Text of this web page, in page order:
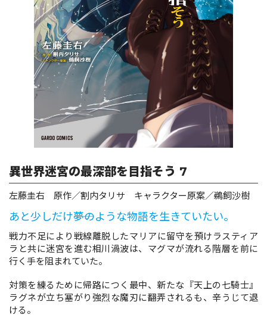
オーバーラップノベルスf
ロサージュノベルス
コミックガルド
コミッククリエ
コミックパルフェ
異世界迷宮の最深部を目指そう 7
左藤圭右 原作／割内タリサ キャラクター原案／鵜飼沙樹
あと少しだけ――夢のような物語を生きていたい。
戦力不足により戦線離脱したマリアに留守を預けラスティア
ラと共に迷宮を進む相川渦波は、マグマが流れる階層を前に
行く手を阻まれていた。
対策を練るために帰路につく最中、新たな『天上の七騎士』
ラグネが立ち塞がり強烈な魔刃に翻弄されるも、辛うじて退
ける。